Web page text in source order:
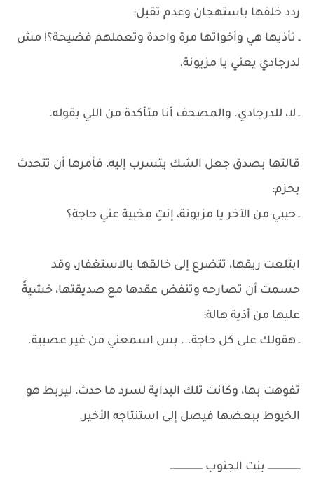
ردد خلفها باستهجان وعدم تقبل:
ـ تأذيها هي وأخواتها مرة واحدة وتعملهم فضيحة؟! مش
لدرجادي يعني يا مزيونة.
ـ لا، للدرجادي. والمصحف أنا متأكدة من اللي بقوله.
قالتها بصدق جعل الشك يتسرب إليه، فأمرها أن تتحدث
بحزم:
ـ جيبي من الآخر يا مزيونة، إنتِ مخبية عني حاجة؟
ابتلعت ريقها، تتضرع إلى خالقها بالاستغفار، وقد
حسمت أن تصارحه وتنفض عقدها مع صديقتها، خشيةً
عليها من أذية هالة:
ـ هقولك على كل حاجة... بس اسمعني من غير عصبية.
تفوهت بها، وكانت تلك البداية لسرد ما حدث، ليربط هو
الخيوط ببعضها فيصل إلى استنتاجه الأخير.
ـــــــــــــــــــــــ بنت الجنوب ـــــــــــــــــــــــ